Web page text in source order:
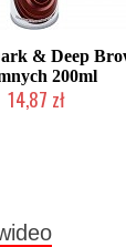
& Deep
200ml
14,87 zł